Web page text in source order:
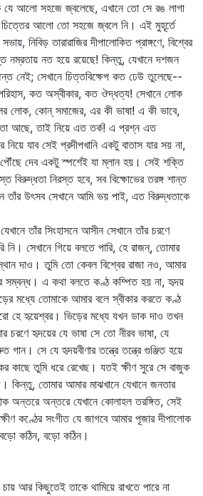
যে আলো সহজে জ্বলেছে, এখানে তো সে রঙ লাগা
চিত্তের আলো তো সহজে জ্বলে নি। এই মুহূর্তে
নিবিড় তারারাজির দীপালোকিত প্রাঙ্গণে, বিশ্বের
নম্রতায় নত হয়ে রয়েছে! কিন্তু, যেখানে দশজন
নেই; সেখানে চিত্তবিক্ষেপ কত ঢেউ তুলেছে--
কত অস্বীকার, কত ঔদ্ধত্য! সেখানে লোক
লোক, কোন্‌ সমাজের, এর কী ভাষা! এ কী ভাবে,
আছে, তাই নিয়ে এত তর্ক! এ প্রশ্ন এত
নিয়ে যাব সেই প্রদীপখানি একটু বাতাস যার সয় না,
দেব একটু স্পর্শেই যা ম্লান হয়। সেই শক্তি
বিরুদ্ধতা নিরস্ত হবে, সব বিক্ষোভের তরঙ্গ শান্ত
তাঁর উৎসব সেখানে আমি ভয় পাই, এত বিরুদ্ধতাকে
তাঁর সিংহাসনে আসীন সেখানে তাঁর চরণে
সেখানে গিয়ে বলতে পারি, হে রাজন্‌, তোমার
দাও। তুমি তো কেবল বিশ্বের রাজা নও, আমার
সম্বন্ধ। এ কথা বলতে কণ্ঠ কম্পিত হয় না, হৃদয়
মধ্যে তোমাকে আমার বলে স্বীকার করতে কণ্ঠ
হে হৃয়েশ্বর। ভিড়ের মধ্যে যখন ডাক দাও তখন
চরণে হৃদয়ের যে ভাষা সে তো নীরব ভাষা, যে
সে যে হৃদয়বীণার তন্ত্রে তন্ত্রে গুঞ্জিত হয়ে
কাছে তুমি ধরে রেখেছ। যতই ক্ষীণ সুরে সে বাজুক
কিন্তু, তোমার আমার মাঝখানে যেখানে জনতার
অন্তরে অন্তরে যেখানে কোলাহল তরঙ্গিত, সেই
কণ্ঠের সংগীত যে জাগবে আমার পূজার দীপালোক
কঠিন, বড়ো কঠিন।
আর কিছুতেই তাকে থামিয়ে রাখতে পারে না